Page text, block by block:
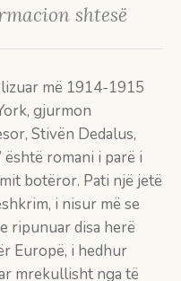
shtesë
më 1914-1915
gjurmon
Stivën Dedalus,
romani i parë i
botëror. Pati një jetë
i nisur më se
ripunuar disa herë
Europë, i hedhur
mrekullisht nga të